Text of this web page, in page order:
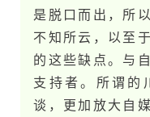
是脱口而出，所
不知所云，以至
的这些缺点。与
支持者。所谓的
谈，更加放大自